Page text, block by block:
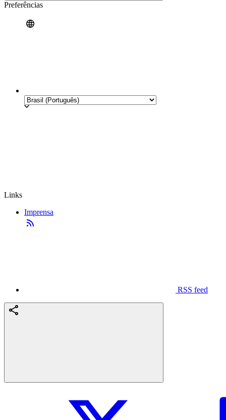
Preferências
Links
Imprensa
RSS feed